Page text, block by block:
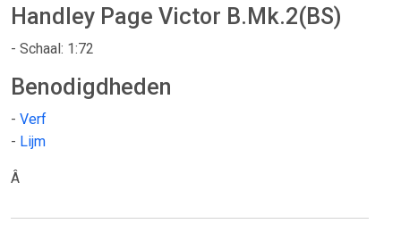
Handley Page Victor B.Mk.2(BS)
- Schaal: 1:72
Benodigdheden
- Verf
- Lijm
Â